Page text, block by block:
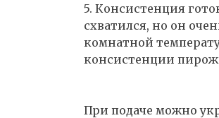
5. Консистенция
схватился, но он
комнатной
консистенции
При подаче можно